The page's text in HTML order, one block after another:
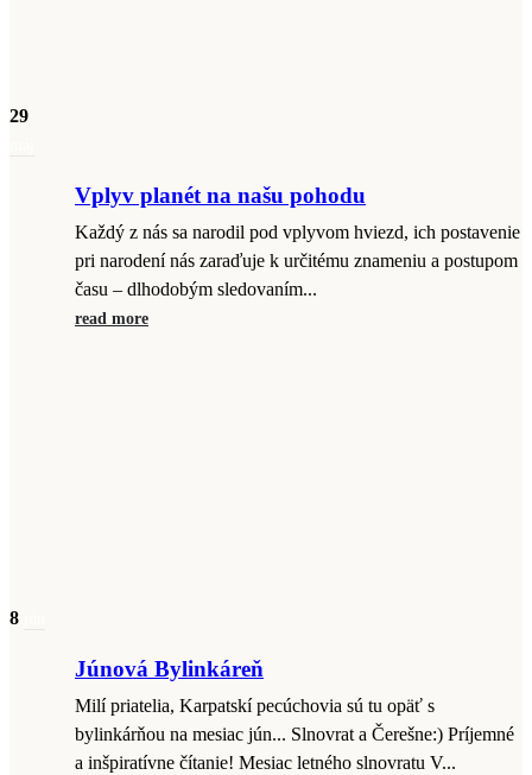
29
Vplyv planét na našu pohodu
Každý z nás sa narodil pod vplyvom hviezd, ich postavenie
pri narodení nás zaraďuje k určitému znameniu a postupom
času – dlhodobým sledovaním...
read more
8
Júnová Bylinkáreň
Milí priatelia, Karpatskí pecúchovia sú tu opäť s
bylinkárňou na mesiac jún... Slnovrat a Čerešne:) Príjemné
a inšpiratívne čítanie! Mesiac letného slnovratu V...